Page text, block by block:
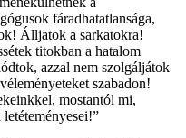
fáradhatatlansága,
Álljatok a sarkatokra!
titokban a hatalom
azzal nem szolgáljátok
szabadon!
mostantól mi,